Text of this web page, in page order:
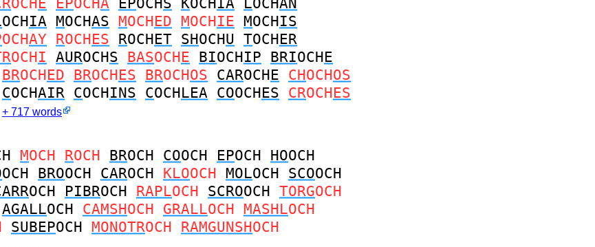
OCHIA MOCHAS MOCHED MOCHIE MOCHIS
OCHAY ROCHES ROCHET SHOCHU TOCHER
OCHI AUROCHS BASOCHE BIOCHIP BRIOCHE
BROCHED BROCHES BROCHOS CAROCHE CHOCHOS
COCHAIR COCHINS COCHLEA COOCHES CROCHES
+ 717 words
MOCH ROCH BROCH COOCH EPOCH HOOCH
OCH BROOCH CAROCH KLOOCH MOLOCH SCOOCH
OCH PIBROCH RAPLOCH SCROOCH TORGOCH
AGALLOCH CAMSHOCH GRALLOCH MASHLOCH
SUBEPOCH MONOTROCH RAMGUNSHOCH